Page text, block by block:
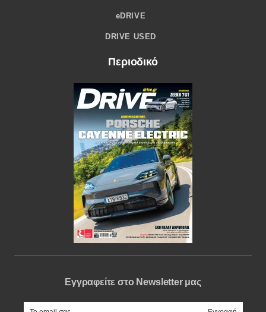
eDRIVE
DRIVE USED
Περιοδικό
Εγγραφείτε στο Newsletter μας
e-mail